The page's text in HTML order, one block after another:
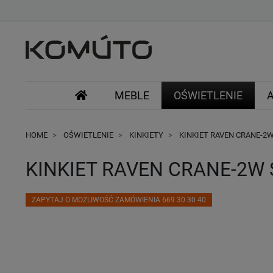
MEBLE OŚWIETLENIE
HOME OŚWIETLENIE KINKIETY KINKIET RAVEN CRANE-
KINKIET RAVEN CRANE-
ZAPYTAJ O MOŻLIWOŚĆ ZAMÓWIENIA 669 30 30 40